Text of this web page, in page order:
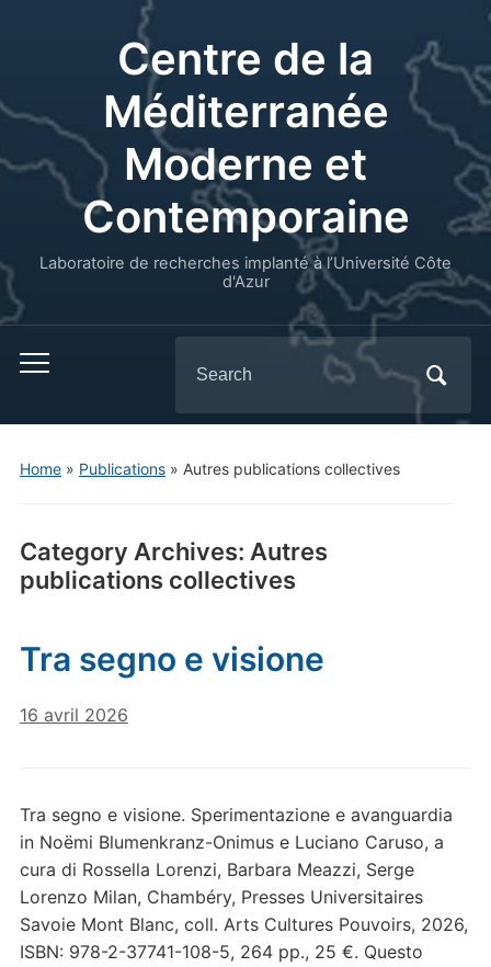
Centre de la
Méditerranée
Moderne et
Contemporaine
Laboratoire de recherches implanté à l’Université Côte
d'Azur
for:
Home» Publications» Autres publications collectives
Category Archives: Autres
publications collectives
Tra segno e visione
16 avril 2026
Tra segno e visione. Sperimentazione e avanguardia
in Noëmi Blumenkranz-Onimus e Luciano Caruso, a
cura di Rossella Lorenzi, Barbara Meazzi, Serge
Lorenzo Milan, Chambéry, Presses Universitaires
Savoie Mont Blanc, coll. Arts Cultures Pouvoirs, 2026,
ISBN: 978-2-37741-108-5, 264 pp., 25 €. Questo